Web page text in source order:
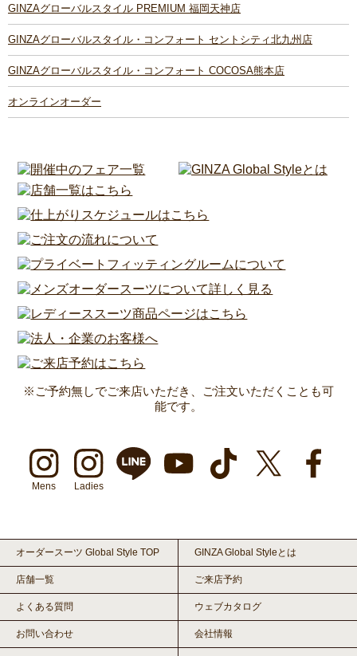
GINZAグローバルスタイル PREMIUM 福岡天神店
GINZAグローバルスタイル・コンフォート セントシティ北九州店
GINZAグローバルスタイル・コンフォート COCOSA熊本店
オンラインオーダー
※ご予約無しでご来店いただき、ご注文いただくことも可
能です。
Mens Ladies
オーダースーツ Global Style TOP GINZA Global Styleとは
店舗一覧 ご来店予約
よくある質問 ウェブカタログ
お問い合わせ 会社情報